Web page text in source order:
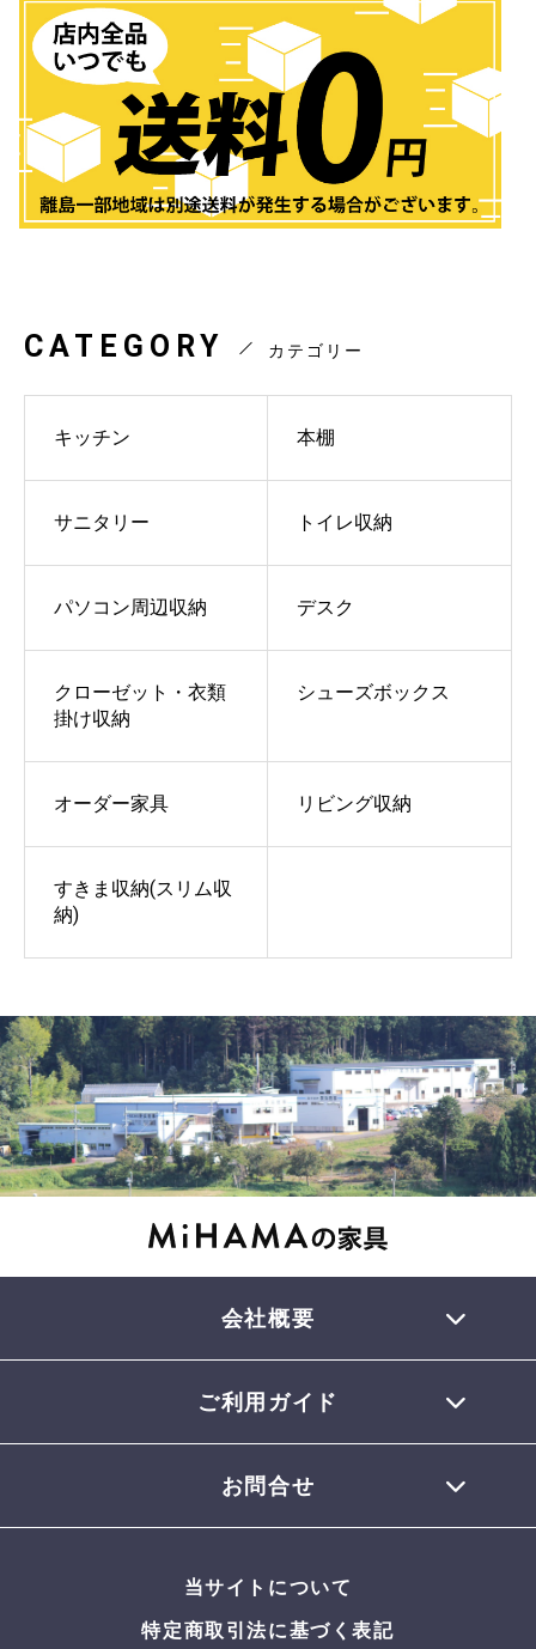
CATEGORY カテゴリー
キッチン 本棚
サニタリー トイレ収納
パソコン周辺収納 デスク
クローゼット・衣類
掛け収納
シューズボックス
オーダー家具 リビング収納
すきま収納(スリム収
納)
会社概要
ご利用ガイド
お支払いについて
返品・交換について
よくある質問
お問合せ
当サイトについて
特定商取引法に基づく表記